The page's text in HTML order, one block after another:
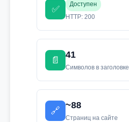
✅
Доступен
HTTP: 200
📄
41
Символов в заголовке
🔗
~88
Страниц на сайте